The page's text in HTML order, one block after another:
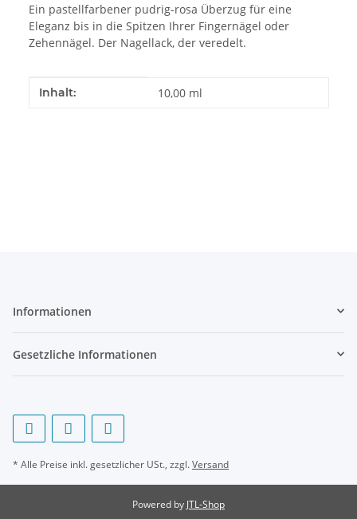
Ein pastellfarbener pudrig-rosa Überzug für eine
Eleganz bis in die Spitzen Ihrer Fingernägel oder
Zehennägel. Der Nagellack, der veredelt.
Produkteigenschaft
Wert
Inhalt: 10,00 ml
Informationen
Gesetzliche Informationen
* Alle Preise inkl. gesetzlicher USt., zzgl.Versand
Powered by JTL-Shop